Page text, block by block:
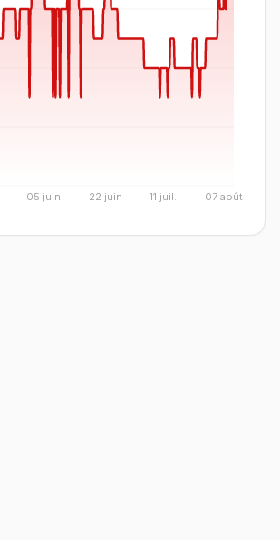
05 juin 22 juin 11 juil. 07 août